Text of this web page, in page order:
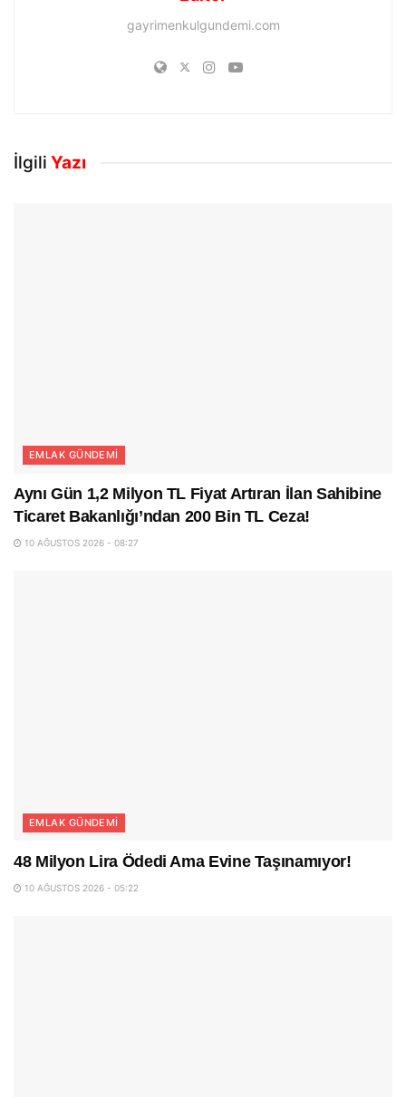
gayrimenkulgundemi.com
İlgili Yazı
EMLAK GÜNDEMI
Aynı Gün 1,2 Milyon TL Fiyat Artıran İlan Sahibine
Ticaret Bakanlığı’ndan 200 Bin TL Ceza!
10 AĞUSTOS 2026 - 08:27
EMLAK GÜNDEMI
48 Milyon Lira Ödedi Ama Evine Taşınamıyor!
10 AĞUSTOS 2026 - 05:22